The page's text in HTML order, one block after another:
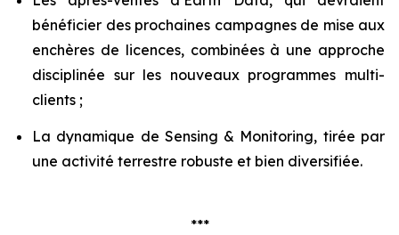
bénéficier des prochaines campagnes de mise aux
enchères de licences, combinées à une approche
disciplinée sur les nouveaux programmes multi-
clients ;
La dynamique de Sensing & Monitoring, tirée par
une activité terrestre robuste et bien diversifiée.
***